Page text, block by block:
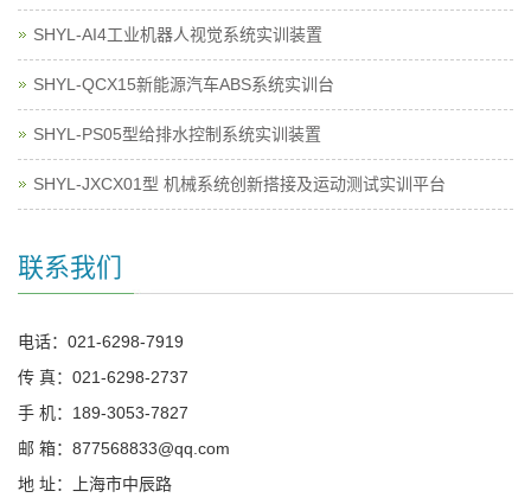
SHYL-AI4工业机器人视觉系统实训装置
SHYL-QCX15新能源汽车ABS系统实训台
SHYL-PS05型给排水控制系统实训装置
SHYL-JXCX01型 机械系统创新搭接及运动测试实训平台
联系我们
电话：021-6298-7919
传 真：021-6298-2737
手 机：189-3053-7827
邮 箱：877568833@qq.com
地 址：上海市中辰路